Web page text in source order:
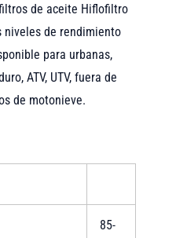
de aceite Hiflofiltro
niveles de rendimiento
para urbanas,
ATV, UTV, fuera de
de motonieve.
85-